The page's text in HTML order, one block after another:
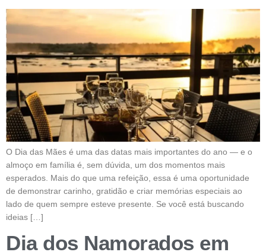
O Dia das Mães é uma das datas mais importantes do ano — e o
almoço em família é, sem dúvida, um dos momentos mais
esperados. Mais do que uma refeição, essa é uma oportunidade
de demonstrar carinho, gratidão e criar memórias especiais ao
lado de quem sempre esteve presente. Se você está buscando
ideias […]
Dia dos Namorados em